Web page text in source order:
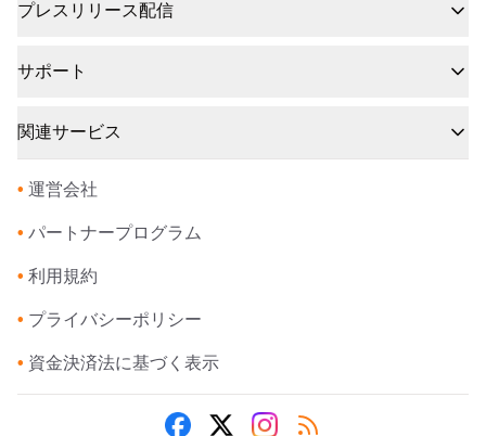
プレスリリース配信
サポート
関連サービス
• 運営会社
• パートナープログラム
• 利用規約
• プライバシーポリシー
• 資金決済法に基づく表示